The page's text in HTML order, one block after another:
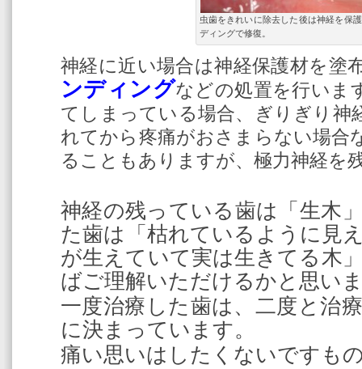
虫歯をきれいに除去した後は神経を保
ディングで修復。
神経に近い場合は神経保護材を塗
ンディングなどの処置を行いま
てしまっている場合、ぎりぎり神
れてから疼痛がおさまらない場合
ることもありますが、極力神経を
神経の残っている歯は「生木
た歯は「枯れているように見
が生えていて実は生きてる木
ばご理解いただけるかと思い
一度治療した歯は、二度と治
に決まっています。
痛い思いはしたくないですも